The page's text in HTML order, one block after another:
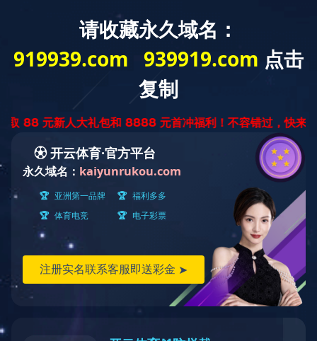
首页 - 开云球赛_开云(中国) 太重影像
太重影像